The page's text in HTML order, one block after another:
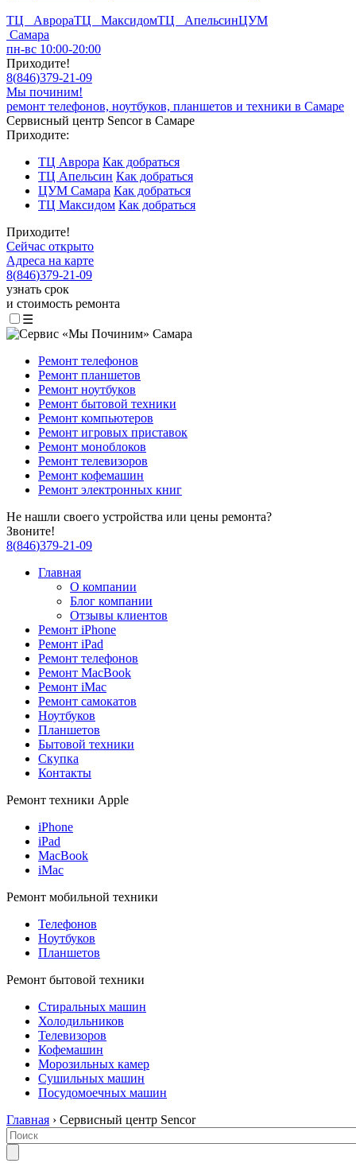
ТЦ АврораТЦ МаксидомТЦ АпельсинЦУМ
Самара
пн-вс 10:00-20:00
Приходите!
8(846)379-21-09
Мы починим!
ремонт телефонов, ноутбуков, планшетов и техники в Самаре
Сервисный центр Sencor в Самаре
Приходите:
ТЦ Аврора Как добраться
ТЦ Апельсин Как добраться
ЦУМ Самара Как добраться
ТЦ Максидом Как добраться
Приходите!
Сейчас открыто
Адреса на карте
8(846)379-21-09
узнать срок
и стоимость ремонта
☰
Ремонт телефонов
Ремонт планшетов
Ремонт ноутбуков
Ремонт бытовой техники
Ремонт компьютеров
Ремонт игровых приставок
Ремонт моноблоков
Ремонт телевизоров
Ремонт кофемашин
Ремонт электронных книг
Не нашли своего устройства или цены ремонта?
Звоните!
8(846)379-21-09
Главная
О компании
Блог компании
Отзывы клиентов
Ремонт iPhone
Ремонт iPad
Ремонт телефонов
Ремонт MacBook
Ремонт iMac
Ремонт самокатов
Ноутбуков
Планшетов
Бытовой техники
Скупка
Контакты
Ремонт техники Apple
iPhone
iPad
MacBook
iMac
Ремонт мобильной техники
Телефонов
Ноутбуков
Планшетов
Ремонт бытовой техники
Стиральных машин
Холодильников
Телевизоров
Кофемашин
Морозильных камер
Сушильных машин
Посудомоечных машин
Главная › Сервисный центр Sencor